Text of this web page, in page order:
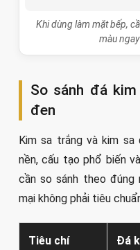
Khi dùng làm mặt bếp,
màu
So sánh đá
đen
Kim sa trắng và kim
nền, cấu tạo phổ biến
cần so sánh theo
mại không phải tiêu
Tiêu chí Đá